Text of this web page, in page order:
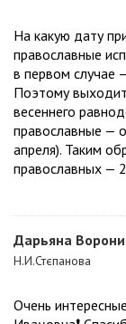
На какую дату
православные
в первом случае
Поэтому
весеннего
православные —
апреля). Таким
православных —
Дарьяна
Н.И.Стєпанова
Очень